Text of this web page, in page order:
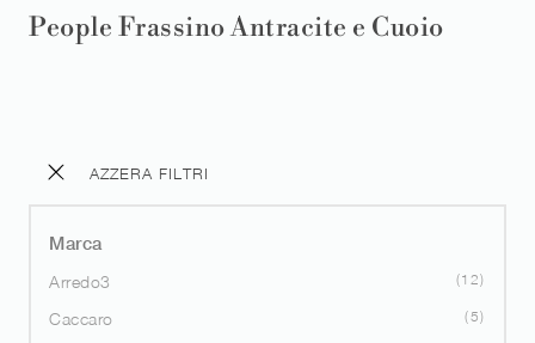
AZZERA FILTRI
Marca
Arredo3
12
Caccaro 5
People Frassino Antracite e Cuoio